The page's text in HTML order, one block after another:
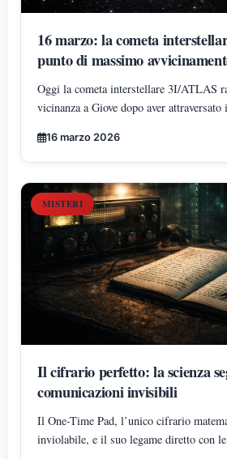
16 marzo: la cometa
punto di massimo
Oggi la cometa interstellare 3I/ATLAS
vicinanza a Giove dopo aver
la regione dell’orbita terrestre vicino al
16 marzo 2026
MISTERI
Il cifrario perfetto: la scienza
comunicazioni invisibili
Il One-Time Pad, l’unico cifrario
inviolabile, e il suo legame diretto con